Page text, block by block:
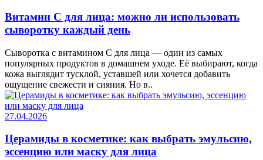
Витамин C для лица: можно ли использовать
сыворотку каждый день
Сыворотка с витамином C для лица — один из самых
популярных продуктов в домашнем уходе. Её выбирают, когда
кожа выглядит тусклой, уставшей или хочется добавить
ощущение свежести и сияния. Но в..
27.04.2026
Церамиды в косметике: как выбрать эмульсию,
эссенцию или маску для лица